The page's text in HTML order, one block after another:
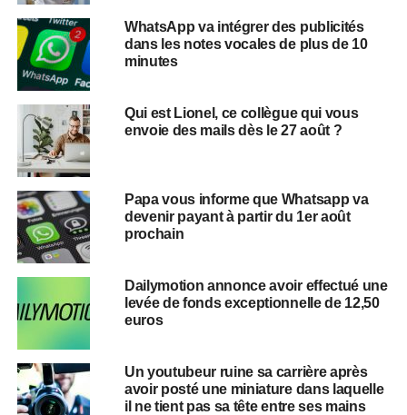
WhatsApp va intégrer des publicités
dans les notes vocales de plus de 10
minutes
Qui est Lionel, ce collègue qui vous
envoie des mails dès le 27 août ?
Papa vous informe que Whatsapp va
devenir payant à partir du 1er août
prochain
Dailymotion annonce avoir effectué une
levée de fonds exceptionnelle de 12,50
euros
Un youtubeur ruine sa carrière après
avoir posté une miniature dans laquelle
il ne tient pas sa tête entre ses mains